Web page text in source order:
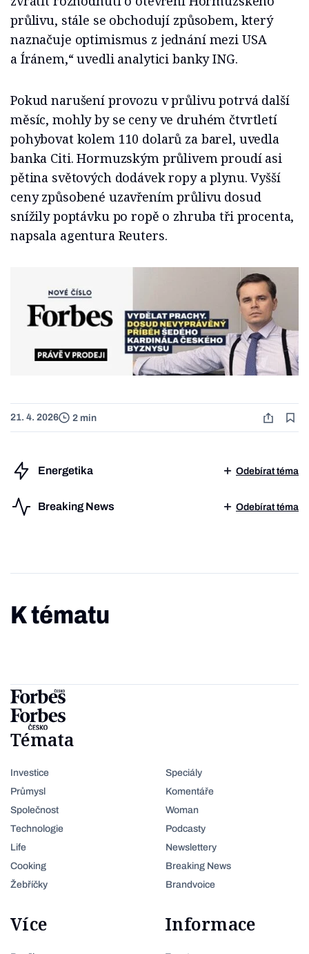
průlivu, stále se obchodují způsobem, který
naznačuje optimismus z jednání mezi USA
a Íránem,“ uvedli analytici banky ING.
Pokud narušení provozu v průlivu potrvá další
měsíc, mohly by se ceny ve druhém čtvrtletí
pohybovat kolem 110 dolarů za barel, uvedla
banka Citi. Hormuzským průlivem proudí asi
pětina světových dodávek ropy a plynu. Vyšší
ceny způsobené uzavřením průlivu dosud
snížily poptávku po ropě o zhruba tři procenta,
napsala agentura Reuters.
21. 4. 2026 2 min
Energetika Odebírat téma
Breaking News Odebírat téma
K tématu
Témata
Investice
Průmysl
Společnost
Technologie
Life
Cooking
Žebříčky
Speciály
Komentáře
Woman
Podcasty
Newslettery
Breaking News
Brandvoice
Více Informace